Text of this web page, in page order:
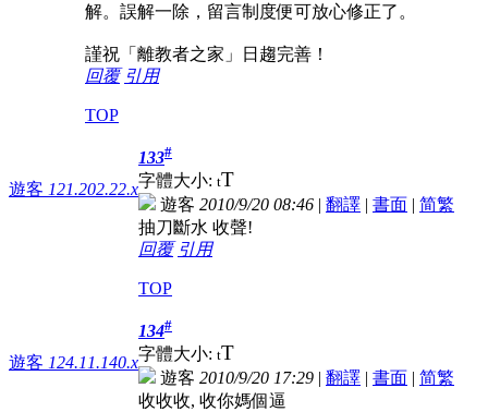
解。誤解一除，留言制度便可放心修正了。
謹祝「離教者之家」日趨完善！
回覆 引用
TOP
遊客 121.202.22.x
133#
字體大小: tT
遊客 2010/9/20 08:46 | 翻譯 | 書面 | 简繁
抽刀斷水 收聲!
回覆 引用
TOP
遊客 124.11.140.x
134#
字體大小: tT
遊客 2010/9/20 17:29 | 翻譯 | 書面 | 简繁
收收收, 收你媽個逼